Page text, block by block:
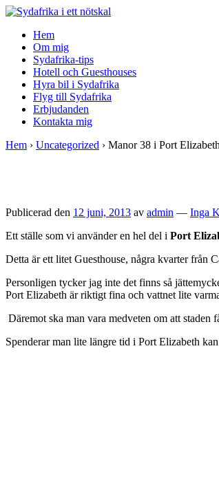
↓
Main
Content
Hem
Om mig
Sydafrika-tips
Hotell och Guesthouses
Hyra bil i Sydafrika
Flyg till Sydafrika
Erbjudanden
Kontakta mig
Hem › Uncategorized › Manor 38 i Port Elizabeth
Publicerad den 12 juni, 2013 av admin — Inga
Ett ställe som vi använder en hel del i Port
Detta är ett litet Guesthouse, några kvarter från
Personligen tycker jag inte det finns så
Port Elizabeth är riktigt fina och vattnet lite
Däremot ska man vara medveten om att staden
Spenderar man lite längre tid i Port Elizabeth